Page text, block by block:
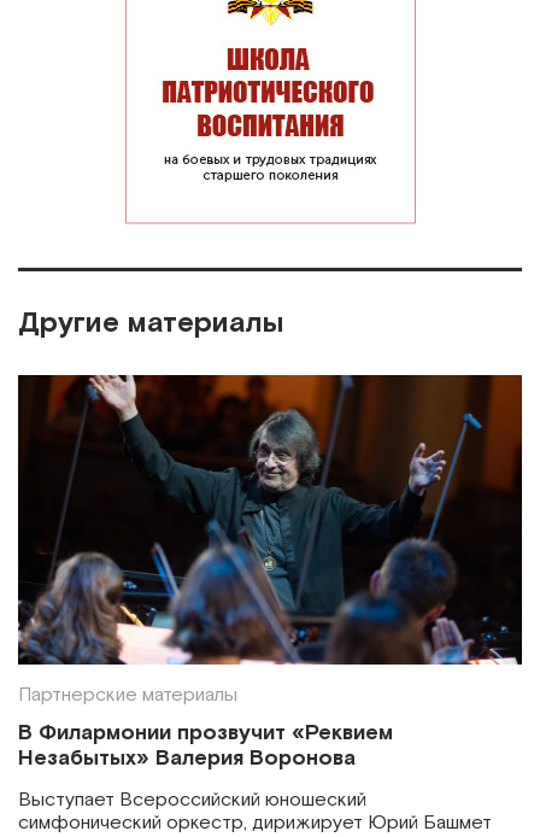
Другие материалы
Партнерские материалы
В Филармонии прозвучит «Реквием
Незабытых» Валерия Воронова
Выступает Всероссийский юношеский
симфонический оркестр, дирижирует Юрий Башмет